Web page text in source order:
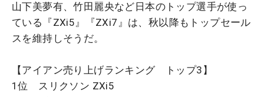
山下美夢有、竹田麗央など日本のトップ選手が使っ
ている『ZXi5』『ZXi7』は、秋以降もトップセール
スを維持しそうだ。
【アイアン売り上げランキング トップ3】
1位 スリクソン ZXi5